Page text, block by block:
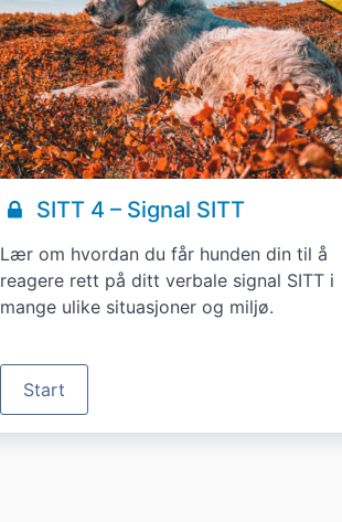
SITT 4 – Signal SITT
Lær om hvordan du får hunden din til å
reagere rett på ditt verbale signal SITT i
mange ulike situasjoner og miljø.
Start